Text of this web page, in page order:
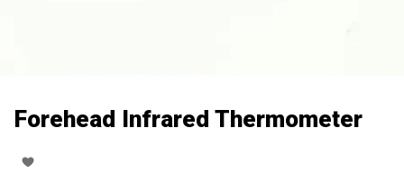
Forehead Infrared Thermometer